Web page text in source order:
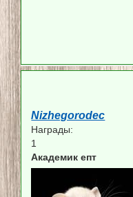
Nizhegorodec
Награды:
1
Академик епт